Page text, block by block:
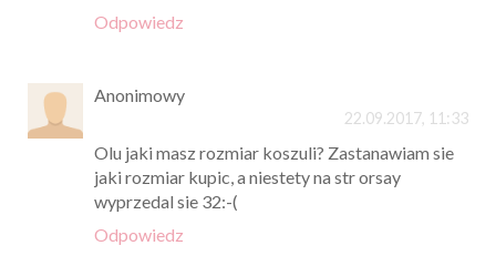
Odpowiedz
Anonimowy
22.09.2017, 11:33
Olu jaki masz rozmiar koszuli? Zastanawiam sie
jaki rozmiar kupic, a niestety na str orsay
wyprzedal sie 32:-(
Odpowiedz